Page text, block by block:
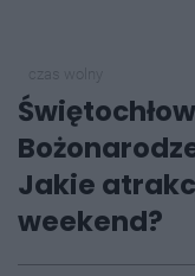
Jakie
weekend?